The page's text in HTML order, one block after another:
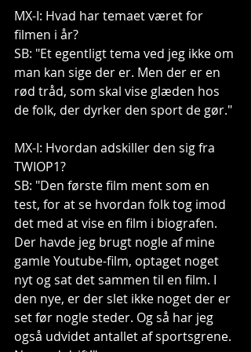
MX-I: Hvad har temaet været for
filmen i år?
SB: "Et egentligt tema ved jeg ikke om
man kan sige der er. Men der er en
rød tråd, som skal vise glæden hos
de folk, der dyrker den sport de gør."
MX-I: Hvordan adskiller den sig fra
TWIOP1?
SB: "Den første film ment som en
test, for at se hvordan folk tog imod
det med at vise en film i biografen.
Der havde jeg brugt nogle af mine
gamle Youtube-film, optaget noget
nyt og sat det sammen til en film. I
den nye, er der slet ikke noget der er
set før nogle steder. Og så har jeg
også udvidet antallet af sportsgrene.